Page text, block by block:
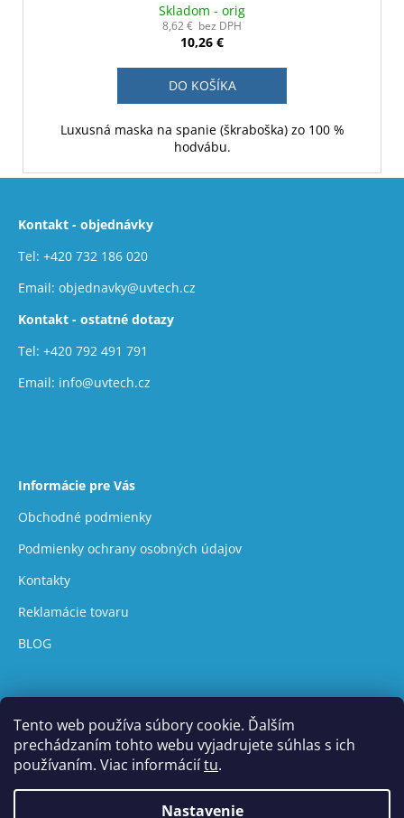
Tento web používa súbory cookie. Ďalším
prechádzaním tohto webu vyjadrujete súhlas s ich
používaním. Viac informáciítu.
Nastavenie
Skladom - orig
8,62 € bez DPH
10,26 €
DO KOŠÍKA
Luxusná maska na spanie (škraboška) zo 100 %
hodvábu.
Z
Kontakt - objednávky
Tel: +420 732 186 020
Email: objednavky@uvtech.cz
Kontakt - ostatné dotazy
Tel: +420 792 491 791
Email: info@uvtech.cz
Informácie pre Vás
Obchodné podmienky
Podmienky ochrany osobných údajov
Kontakty
Reklamácie tovaru
BLOG
Vytvoril Shoptet